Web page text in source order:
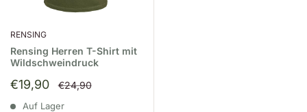
RENSING
Rensing Herren T-Shirt mit
Wildschweindruck
Sonderpreis
€19,90 Normalpreis
€24,90
Auf Lager